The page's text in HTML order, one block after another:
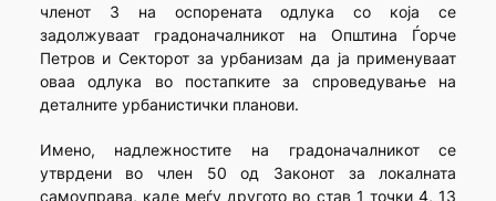
членот 3 на оспорената одлука со која се
задолжуваат градоначалникот на Општина Ѓорче
Петров и Секторот за урбанизам да ја применуваат
оваа одлука во постапките за спроведување на
деталните урбанистички планови.
Имено, надлежностите на градоначалникот се
утврдени во член 50 од Законот за локалната
самоуправа, каде меѓу другото во став 1 точки 4, 13